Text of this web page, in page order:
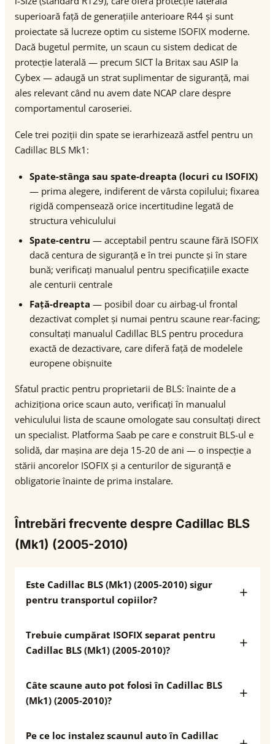
superioară față de generațiile anterioare R44 și sunt
proiectate să lucreze optim cu sisteme ISOFIX moderne.
Dacă bugetul permite, un scaun cu sistem dedicat de
protecție laterală — precum SICT la Britax sau ASIP la
Cybex — adaugă un strat suplimentar de siguranță, mai
ales relevant când nu avem date NCAP clare despre
comportamentul caroseriei.
Cele trei poziții din spate se ierarhizează astfel pentru un
Cadillac BLS Mk1:
Spate-stânga sau spate-dreapta (locuri cu ISOFIX)
— prima alegere, indiferent de vârsta copilului; fixarea
rigidă compensează orice incertitudine legată de
structura vehiculului
Spate-centru — acceptabil pentru scaune fără ISOFIX
dacă centura de siguranță e în trei puncte și în stare
bună; verificați manualul pentru specificațiile exacte
ale centurii centrale
Față-dreapta — posibil doar cu airbag-ul frontal
dezactivat complet și numai pentru scaune rear-facing;
consultați manualul Cadillac BLS pentru procedura
exactă de dezactivare, care diferă față de modelele
europene obișnuite
Sfatul practic pentru proprietarii de BLS: înainte de a
achiziționa orice scaun auto, verificați în manualul
vehiculului lista de scaune omologate sau consultați direct
un specialist. Platforma Saab pe care e construit BLS-ul e
solidă, dar mașina are deja 15-20 de ani — o inspecție a
stării ancorelor ISOFIX și a centurilor de siguranță e
obligatorie înainte de prima instalare.
Întrebări frecvente despre Cadillac BLS
(Mk1) (2005-2010)
Este Cadillac BLS (Mk1) (2005-2010) sigur
pentru transportul copiilor?
Trebuie cumpărat ISOFIX separat pentru
Cadillac BLS (Mk1) (2005-2010)?
Câte scaune auto pot folosi în Cadillac BLS
(Mk1) (2005-2010)?
Pe ce loc instalez scaunul auto în Cadillac